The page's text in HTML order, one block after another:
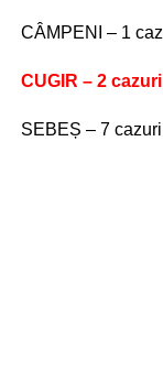
CÂMPENI – 1 caz
CUGIR – 2 cazuri
SEBEȘ – 7 cazuri